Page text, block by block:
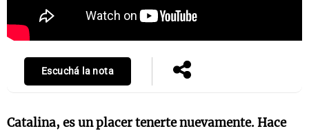
Escuchá la nota
Catalina, es un placer tenerte nuevamente. Hace